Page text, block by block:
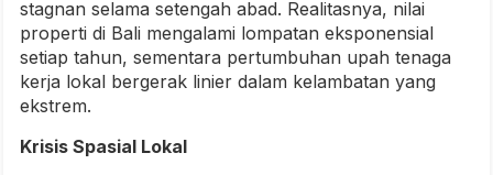
stagnan selama setengah abad. Realitasnya, nilai
properti di Bali mengalami lompatan eksponensial
setiap tahun, sementara pertumbuhan upah tenaga
kerja lokal bergerak linier dalam kelambatan yang
ekstrem.
Krisis Spasial Lokal